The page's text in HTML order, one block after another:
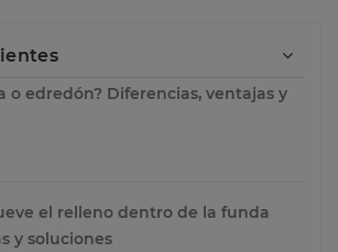
o edredón? Diferencias, ventajas y
el relleno dentro de la funda
y soluciones